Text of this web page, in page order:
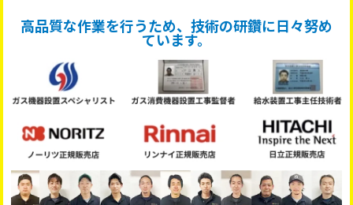
高品質な作業を行うため、技術の研鑽に日々努め
ています。